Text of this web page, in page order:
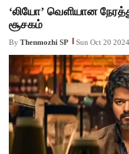
ACTORS
MOVIESTILLS
EVENTS
‘லியோ’ வெளியான
சூசகம்
By Thenmozhi SP Sun Oct 20